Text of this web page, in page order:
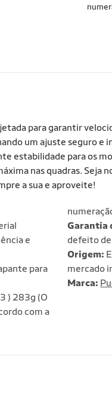
para garantir
um ajuste seguro e
estabilidade para os
nas quadras. Seja
a sua e aproveite!
e
para
) 283g (O
com a
Garantia
defeito
Origem:
mercado
Marca: